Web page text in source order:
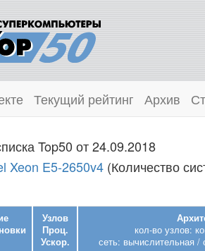
Текущий рейтинг Архив
Top50 от 24.09.2018
Xeon E5-2650v4 (Количество
Узлов
Проц.
Ускор.
кол-во узлов:
сеть: вычислительная /